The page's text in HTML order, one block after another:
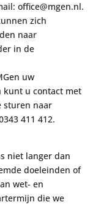
office@mgen.nl.
zich
naar
in de
uw
kunt u contact met
sturen naar
411 412.
niet langer dan
doeleinden of
wet- en
die we